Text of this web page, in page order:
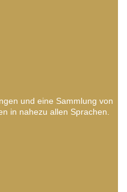
und eine Sammlung von
in nahezu allen Sprachen.